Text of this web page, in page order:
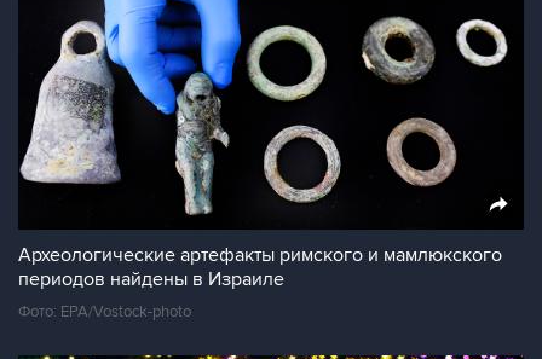
Археологические артефакты римского и мамлюкского
периодов найдены в Израиле
Фото: EPA/Vostock-photo